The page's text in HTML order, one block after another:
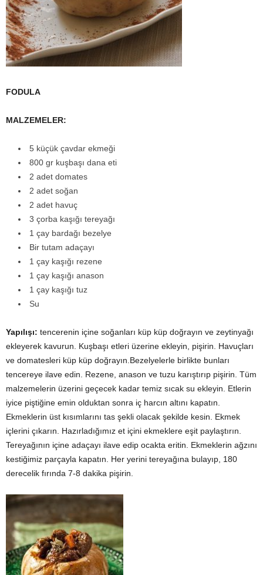
FODULA
MALZEMELER:
5 küçük çavdar ekmeği
800 gr kuşbaşı dana eti
2 adet domates
2 adet soğan
2 adet havuç
3 çorba kaşığı tereyağı
1 çay bardağı bezelye
Bir tutam adaçayı
1 çay kaşığı rezene
1 çay kaşığı anason
1 çay kaşığı tuz
Su
Yapılışı: tencerenin içine soğanları küp küp doğrayın ve zeytinyağı
ekleyerek kavurun. Kuşbaşı etleri üzerine ekleyin, pişirin. Havuçları
ve domatesleri küp küp doğrayın.Bezelyelerle birlikte bunları
tencereye ilave edin. Rezene, anason ve tuzu karıştırıp pişirin. Tüm
malzemelerin üzerini geçecek kadar temiz sıcak su ekleyin. Etlerin
iyice piştiğine emin olduktan sonra iç harcın altını kapatın.
Ekmeklerin üst kısımlarını tas şekli olacak şekilde kesin. Ekmek
içlerini çıkarın. Hazırladığımız et içini ekmeklere eşit paylaştırın.
Tereyağının içine adaçayı ilave edip ocakta eritin. Ekmeklerin ağzını
kestiğimiz parçayla kapatın. Her yerini tereyağına bulayıp, 180
derecelik fırında 7-8 dakika pişirin.